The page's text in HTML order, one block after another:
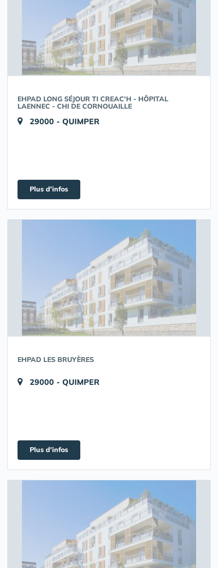
EHPAD LONG SÉJOUR TI CREAC'H - HÔPITAL
LAENNEC - CHI DE CORNOUAILLE
29000 - QUIMPER
Plus d'infos
EHPAD LES BRUYÈRES
29000 - QUIMPER
Plus d'infos